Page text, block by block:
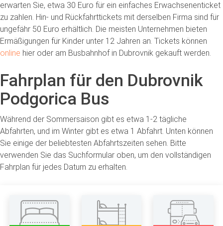
erwarten Sie, etwa 30 Euro für ein einfaches Erwachsenenticket
zu zahlen. Hin- und Rückfahrttickets mit derselben Firma sind für
ungefähr 50 Euro erhältlich. Die meisten Unternehmen bieten
Ermäßigungen für Kinder unter 12 Jahren an. Tickets können
online hier oder am Busbahnhof in Dubrovnik gekauft werden.
Fahrplan für den Dubrovnik
Podgorica Bus
Während der Sommersaison gibt es etwa 1-2 tägliche
Abfahrten, und im Winter gibt es etwa 1 Abfahrt. Unten können
Sie einige der beliebtesten Abfahrtszeiten sehen. Bitte
verwenden Sie das Suchformular oben, um den vollständigen
Fahrplan für jedes Datum zu erhalten.